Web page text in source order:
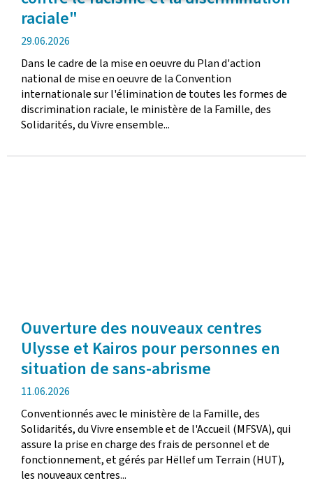
raciale"
date
de
publication
29.06.2026
Dans le cadre de la mise en oeuvre du Plan d'action
national de mise en oeuvre de la Convention
internationale sur l'élimination de toutes les formes de
discrimination raciale, le ministère de la Famille, des
Solidarités, du Vivre ensemble...
Ouverture des nouveaux centres
Ulysse et Kairos pour personnes en
situation de sans-abrisme
date
de
publication
11.06.2026
Conventionnés avec le ministère de la Famille, des
Solidarités, du Vivre ensemble et de l'Accueil (MFSVA), qui
assure la prise en charge des frais de personnel et de
fonctionnement, et gérés par Hëllef um Terrain (HUT),
les nouveaux centres...